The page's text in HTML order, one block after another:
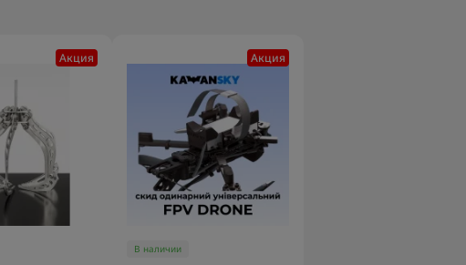
Акция Акция
В наличии